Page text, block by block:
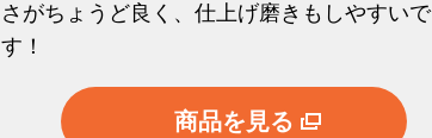
さがちょうど良く、仕上げ磨きもしやすいで
す！
商品を見る